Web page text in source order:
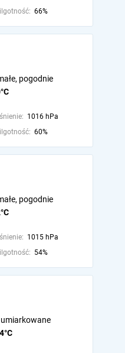
66%
pogodnie
1016 hPa
60%
pogodnie
1015 hPa
54%